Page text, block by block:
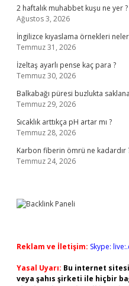
2 haftalık muhabbet kuşu ne yer ?
Ağustos 3, 2026
İngilizce kıyaslama örnekleri
Temmuz 31, 2026
İzeltaş ayarlı pense kaç para ?
Temmuz 30, 2026
Balkabağı püresi buzlukta
Temmuz 29, 2026
Sıcaklık arttıkça pH artar mı ?
Temmuz 28, 2026
Karbon fiberin ömrü ne kadardır
Temmuz 24, 2026
Reklam ve İletişim: Skype:
Yasal Uyarı: Bu internet
veya şahıs şirketi ile hiçbir